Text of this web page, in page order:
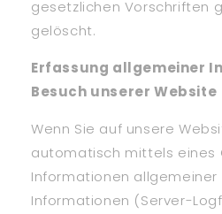
gesetzlichen Vorschriften
gelöscht.
Erfassung allgemeiner
Besuch unserer Website
Wenn Sie auf unsere
automatisch mittels eines
Informationen allgemeiner
Informationen (Server-